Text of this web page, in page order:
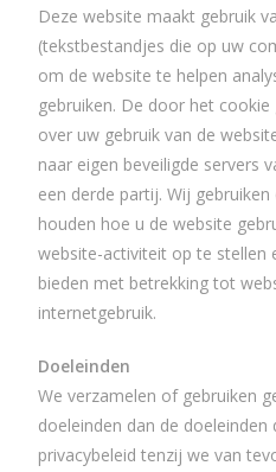
Deze website maakt gebruik
(tekstbestandjes die op uw
om de website te helpen
gebruiken. De door het
over uw gebruik van de
naar eigen beveiligde servers
een derde partij. Wij
houden hoe u de website
website-activiteit op te stellen
bieden met betrekking tot
internetgebruik.
Doeleinden
We verzamelen of gebruiken
doeleinden dan de
privacybeleid tenzij we van